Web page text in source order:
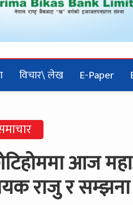
विचार\ लेख E-Paper
आज
राजु र